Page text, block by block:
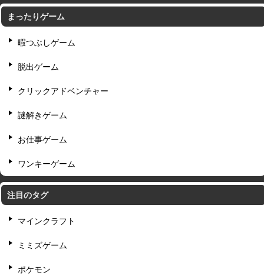
まったりゲーム
暇つぶしゲーム
脱出ゲーム
クリックアドベンチャー
謎解きゲーム
お仕事ゲーム
ワンキーゲーム
注目のタグ
マインクラフト
ミミズゲーム
ポケモン